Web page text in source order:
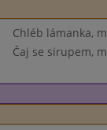
Chléb lámanka,
Čaj se sirupem,